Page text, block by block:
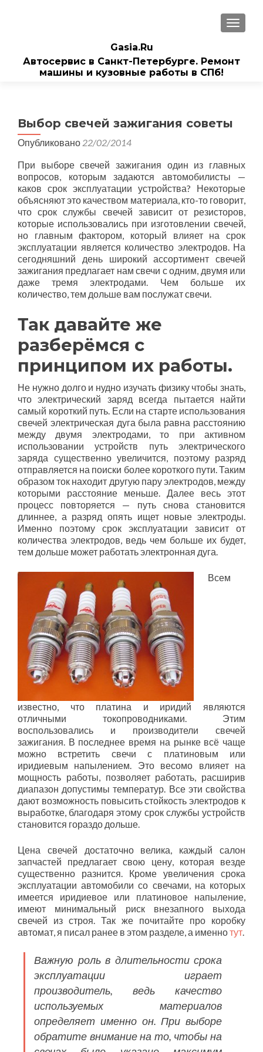
Gasia.Ru
Автосервис в Санкт-Петербурге. Ремонт
машины и кузовные работы в СПб!
Выбор свечей зажигания советы
Опубликовано 22/02/2014
При выборе свечей зажигания один из главных
вопросов, которым задаются автомобилисты —
каков срок эксплуатации устройства? Некоторые
объясняют это качеством материала, кто-то говорит,
что срок службы свечей зависит от резисторов,
которые использовались при изготовлении свечей,
но главным фактором, который влияет на срок
эксплуатации является количество электродов. На
сегодняшний день широкий ассортимент свечей
зажигания предлагает нам свечи с одним, двумя или
даже тремя электродами. Чем больше их
количество, тем дольше вам послужат свечи.
Так давайте же
разберёмся с
принципом их работы.
Не нужно долго и нудно изучать физику чтобы знать,
что электрический заряд всегда пытается найти
самый короткий путь. Если на старте использования
свечей электрическая дуга была равна расстоянию
между двумя электродами, то при активном
использовании устройств путь электрического
заряда существенно увеличится, поэтому разряд
отправляется на поиски более короткого пути. Таким
образом ток находит другую пару электродов, между
которыми расстояние меньше. Далее весь этот
процесс повторяется — путь снова становится
длиннее, а разряд опять ищет новые электроды.
Именно поэтому срок эксплуатации зависит от
количества электродов, ведь чем больше их будет,
тем дольше может работать электронная дуга.
Всем
известно, что платина и иридий являются
отличными токопроводниками. Этим
воспользовались и производители свечей
зажигания. В последнее время на рынке всё чаще
можно встретить свечи с платиновым или
иридиевым напылением. Это весомо влияет на
мощность работы, позволяет работать, расширив
диапазон допустимы температур. Все эти свойства
дают возможность повысить стойкость электродов к
выработке, благодаря этому срок службы устройств
становится гораздо дольше.
Цена свечей достаточно велика, каждый салон
запчастей предлагает свою цену, которая везде
существенно разнится. Кроме увеличения срока
эксплуатации автомобили со свечами, на которых
имеется иридиевое или платиновое напыление,
имеют минимальный риск внезапного выхода
свечей из строя. Так же почитайте про коробку
автомат, я писал ранее в этом разделе, а именнотут.
Важную роль в длительности срока
эксплуатации играет
производитель, ведь качество
используемых материалов
определяет именно он. При выборе
обратите внимание на то, чтобы на